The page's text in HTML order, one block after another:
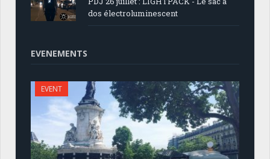
dos électroluminescent
EVENEMENTS
EVENT